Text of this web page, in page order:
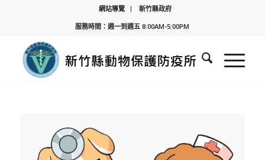
網站導覽
新竹縣政府
服務時間：週一到週五 8:00AM-5:00PM